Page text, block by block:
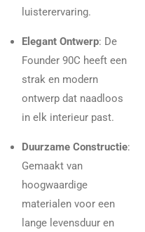
luisterervaring.
Elegant Ontwerp: De
Founder 90C heeft een
strak en modern
ontwerp dat naadloos
in elk interieur past.
Duurzame Constructie:
Gemaakt van
hoogwaardige
materialen voor een
lange levensduur en